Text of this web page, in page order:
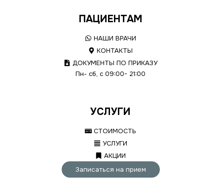
ПАЦИЕНТАМ
НАШИ ВРАЧИ
КОНТАКТЫ
ДОКУМЕНТЫ ПО ПРИКАЗУ
Пн- сб, с 09:00- 21:00
УСЛУГИ
СТОИМОСТЬ
УСЛУГИ
АКЦИИ
Записаться на прием